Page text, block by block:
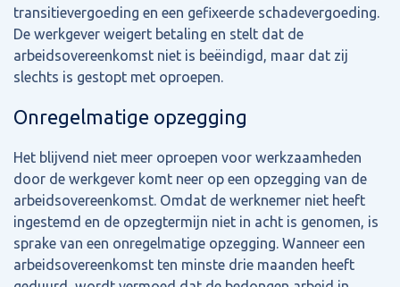
transitievergoeding en een gefixeerde schadevergoeding.
De werkgever weigert betaling en stelt dat de
arbeidsovereenkomst niet is beëindigd, maar dat zij
slechts is gestopt met oproepen.
Onregelmatige opzegging
Het blijvend niet meer oproepen voor werkzaamheden
door de werkgever komt neer op een opzegging van de
arbeidsovereenkomst. Omdat de werknemer niet heeft
ingestemd en de opzegtermijn niet in acht is genomen, is
sprake van een onregelmatige opzegging. Wanneer een
arbeidsovereenkomst ten minste drie maanden heeft